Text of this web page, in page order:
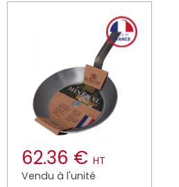
62.36 € HT
Vendu à l'unité